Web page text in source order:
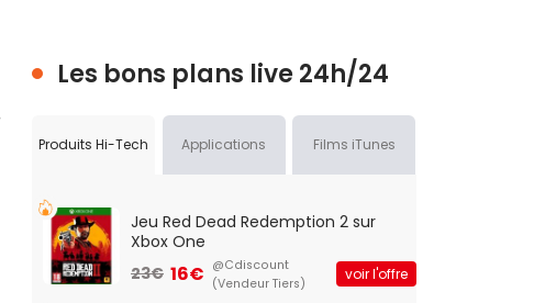
Les bons plans live 24h/24
Produits Hi-Tech Applications Films iTunes
Jeu Red Dead Redemption 2 sur
Xbox One
23€ 16€ @Cdiscount
(Vendeur Tiers)
voir l'offre